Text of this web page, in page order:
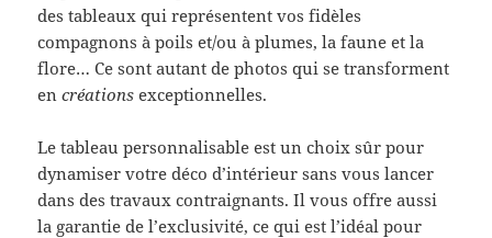
des tableaux qui représentent vos fidèles
compagnons à poils et/ou à plumes, la faune et la
flore… Ce sont autant de photos qui se transforment
encréations exceptionnelles.
Le tableau personnalisable est un choix sûr pour
dynamiser votre déco d’intérieur sans vous lancer
dans des travaux contraignants. Il vous offre aussi
la garantie de l’exclusivité, ce qui est l’idéal pour